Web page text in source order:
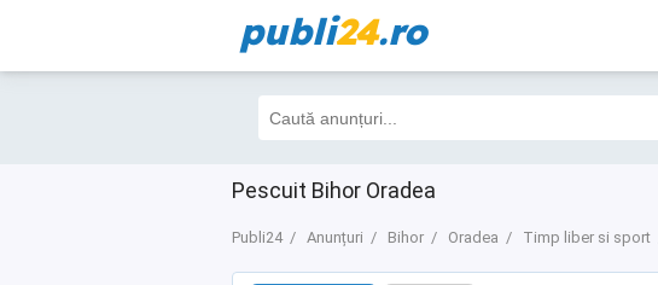
publi24.ro
Pescuit Bihor Oradea
Publi24 Anunțuri Bihor Oradea Timp liber si sport
Filtre 3 Toate
6